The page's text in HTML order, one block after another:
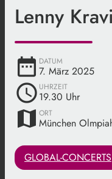
Lenny
date_range DATUM
7. März 2025
schedule UHRZEIT
19.30 Uhr
map ORT
München
GLOBAL-CONCERTS